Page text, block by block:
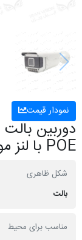
نمودار قیمت
POE با لنز موتورایز 5-50 شب رنگی
شکل ظاهری
بالت
مناسب برای محیط